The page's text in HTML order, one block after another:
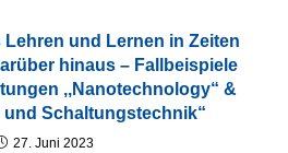
Lehren und Lernen in Zeiten
hinaus – Fallbeispiele
,,Nanotechnology“ &
und Schaltungstechnik“
27. Juni 2023